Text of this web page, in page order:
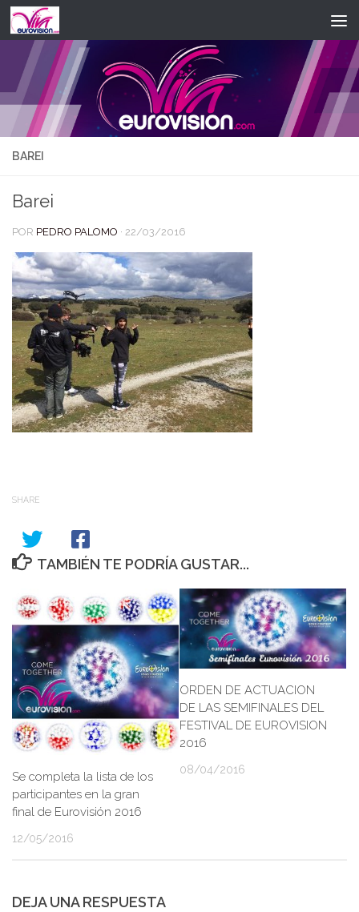
Saltar al contenido
BAREI
Barei
POR PEDRO PALOMO · 22/03/2016
SHARE
TAMBIÉN TE PODRÍA GUSTAR...
Se completa la lista de los
participantes en la gran
final de Eurovisión 2016
12/05/2016
ORDEN DE ACTUACION
DE LAS SEMIFINALES DEL
FESTIVAL DE EUROVISION
2016
08/04/2016
DEJA UNA RESPUESTA